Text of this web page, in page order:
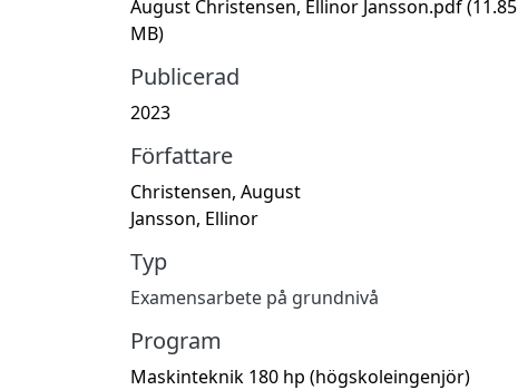
August Christensen, Ellinor Jansson.pdf(11.85
MB)
Publicerad
2023
Författare
Christensen, August
Jansson, Ellinor
Typ
Examensarbete på grundnivå
Program
Maskinteknik 180 hp (högskoleingenjör)